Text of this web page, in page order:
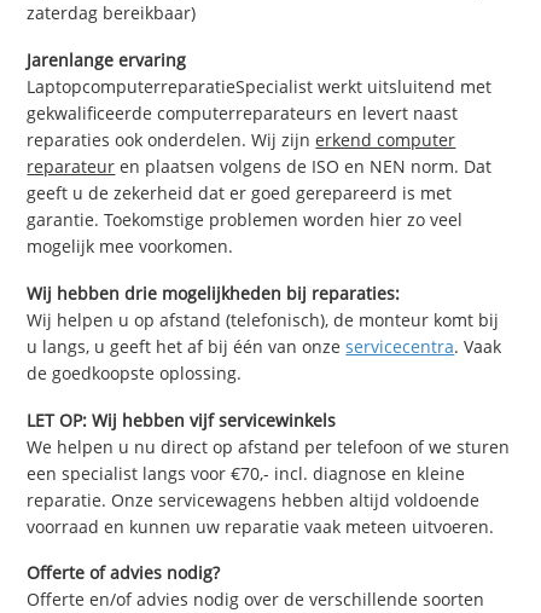
zaterdag bereikbaar)
Jarenlange ervaring
LaptopcomputerreparatieSpecialist werkt uitsluitend met
gekwalificeerde computerreparateurs en levert naast
reparaties ook onderdelen. Wij zijnerkend computer
reparateur en plaatsen volgens de ISO en NEN norm. Dat
geeft u de zekerheid dat er goed gerepareerd is met
garantie. Toekomstige problemen worden hier zo veel
mogelijk mee voorkomen.
Wij hebben drie mogelijkheden bij reparaties:
Wij helpen u op afstand (telefonisch), de monteur komt bij
u langs, u geeft het af bij één van onzeservicecentra. Vaak
de goedkoopste oplossing.
LET OP: Wij hebben vijf servicewinkels
We helpen u nu direct op afstand per telefoon of we sturen
een specialist langs voor €70,- incl. diagnose en kleine
reparatie. Onze servicewagens hebben altijd voldoende
voorraad en kunnen uw reparatie vaak meteen uitvoeren.
Offerte of advies nodig?
Offerte en/of advies nodig over de verschillende soorten